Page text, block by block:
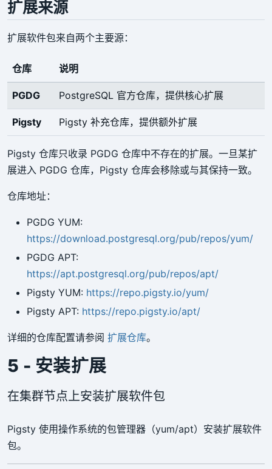
扩展来源
扩展软件包来自两个主要源：
仓库 说明
PGDG PostgreSQL 官方仓库，提供核心扩展
Pigsty Pigsty 补充仓库，提供额外扩展
Pigsty 仓库只收录 PGDG 仓库中不存在的扩展。一旦某扩
展进入 PGDG 仓库，Pigsty 仓库会移除或与其保持一致。
仓库地址：
PGDG YUM:
https://download.postgresql.org/pub/repos/yum/
PGDG APT:
https://apt.postgresql.org/pub/repos/apt/
Pigsty YUM: https://repo.pigsty.io/yum/
Pigsty APT: https://repo.pigsty.io/apt/
详细的仓库配置请参阅 扩展仓库。
5 - 安装扩展
在集群节点上安装扩展软件包
Pigsty 使用操作系统的包管理器（yum/apt）安装扩展软件
包。